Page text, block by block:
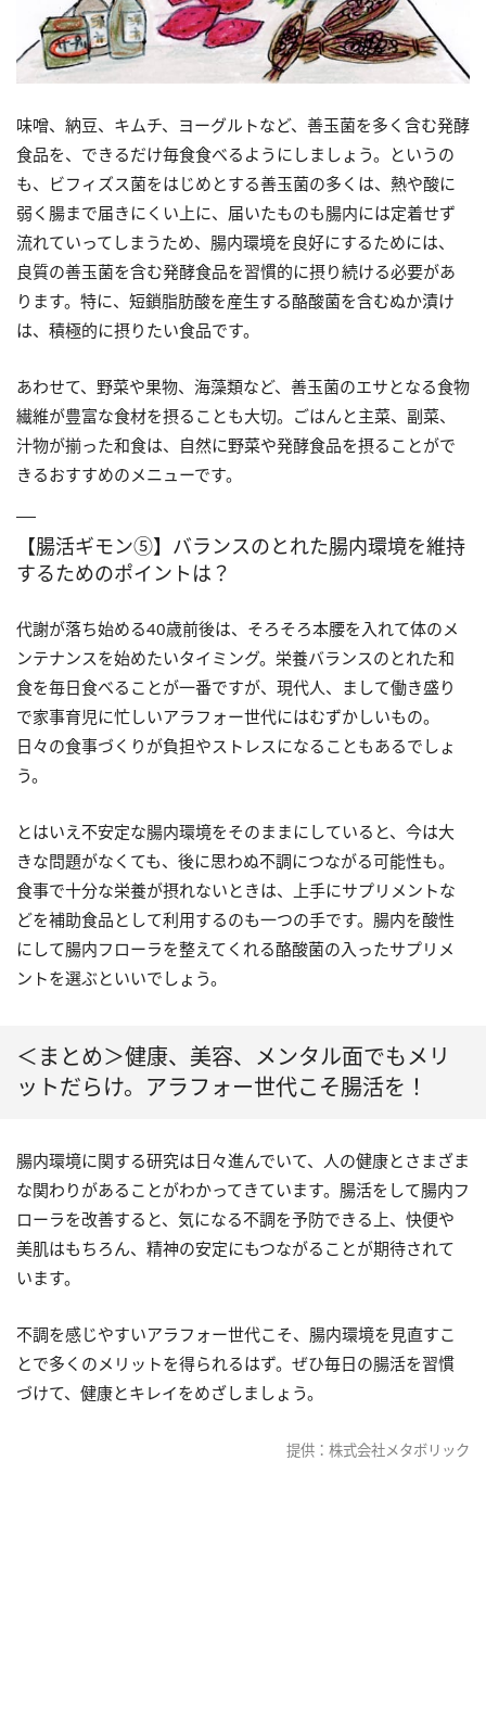
味噌、納豆、キムチ、ヨーグルトなど、善玉菌を多く含む発酵
食品を、できるだけ毎食食べるようにしましょう。というの
も、ビフィズス菌をはじめとする善玉菌の多くは、熱や酸に
弱く腸まで届きにくい上に、届いたものも腸内には定着せず
流れていってしまうため、腸内環境を良好にするためには、
良質の善玉菌を含む発酵食品を習慣的に摂り続ける必要があ
ります。特に、短鎖脂肪酸を産生する酪酸菌を含むぬか漬け
は、積極的に摂りたい食品です。
あわせて、野菜や果物、海藻類など、善玉菌のエサとなる食物
繊維が豊富な食材を摂ることも大切。ごはんと主菜、副菜、
汁物が揃った和食は、自然に野菜や発酵食品を摂ることがで
きるおすすめのメニューです。
【腸活ギモン⑤】バランスのとれた腸内環境を維持
するためのポイントは？
代謝が落ち始める40歳前後は、そろそろ本腰を入れて体のメ
ンテナンスを始めたいタイミング。栄養バランスのとれた和
食を毎日食べることが一番ですが、現代人、まして働き盛り
で家事育児に忙しいアラフォー世代にはむずかしいもの。
日々の食事づくりが負担やストレスになることもあるでしょ
う。
とはいえ不安定な腸内環境をそのままにしていると、今は大
きな問題がなくても、後に思わぬ不調につながる可能性も。
食事で十分な栄養が摂れないときは、上手にサプリメントな
どを補助食品として利用するのも一つの手です。腸内を酸性
にして腸内フローラを整えてくれる酪酸菌の入ったサプリメ
ントを選ぶといいでしょう。
＜まとめ＞健康、美容、メンタル面でもメリ
ットだらけ。アラフォー世代こそ腸活を！
腸内環境に関する研究は日々進んでいて、人の健康とさまざま
な関わりがあることがわかってきています。腸活をして腸内フ
ローラを改善すると、気になる不調を予防できる上、快便や
美肌はもちろん、精神の安定にもつながることが期待されて
います。
不調を感じやすいアラフォー世代こそ、腸内環境を見直すこ
とで多くのメリットを得られるはず。ぜひ毎日の腸活を習慣
づけて、健康とキレイをめざしましょう。
提供：株式会社メタボリック